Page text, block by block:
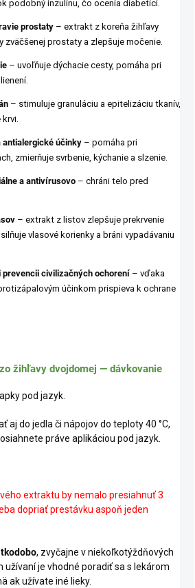
podobný inzulínu, čo ocenia diabetici.
prostaty – extrakt z koreňa žihľavy
zväčšenej prostaty a zlepšuje močenie.
– uvoľňuje dýchacie cesty, pomáha pri
– stimuluje granuláciu a epitelizáciu tkanív,
krvi.
antialergické účinky – pomáha pri
zmierňuje svrbenie, kýchanie a slzenie.
a antivírusovo – chráni telo pred
– extrakt z listov zlepšuje prekrvenie
vlasové korienky a bráni vypadávaniu
prevencii civilizačných ochorení – vďaka
účinkom prispieva k ochrane
žihľavy dvojdomej — dávkovanie
pod jazyk.
aj do jedla či nápojov do teploty 40 °C,
práve aplikáciou pod jazyk.
extraktu by nemalo presiahnuť 3
dopriať prestávku aspoň jeden
, zvyčajne v niekoľkotýždňových
užívaní je vhodné poradiť sa s lekárom
ak užívate iné lieky.